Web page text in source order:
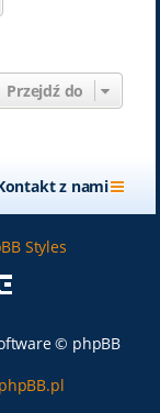
Przejdź do
z nami
Styles
© phpBB
phpBB.pl